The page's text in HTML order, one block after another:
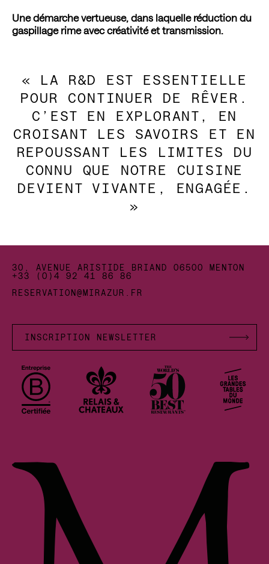
Une démarche vertueuse, dans laquelle réduction du
gaspillage rime avec créativité et transmission.
« LA R&D EST ESSENTIELLE
POUR CONTINUER DE RÊVER.
C’EST EN EXPLORANT, EN
CROISANT LES SAVOIRS ET EN
REPOUSSANT LES LIMITES DU
CONNU QUE NOTRE CUISINE
DEVIENT VIVANTE, ENGAGÉE.
»
30, AVENUE ARISTIDE BRIAND 06500 MENTON
+33 (0)4 92 41 86 86
RESERVATION@MIRAZUR.FR
INSCRIPTION NEWSLETTER